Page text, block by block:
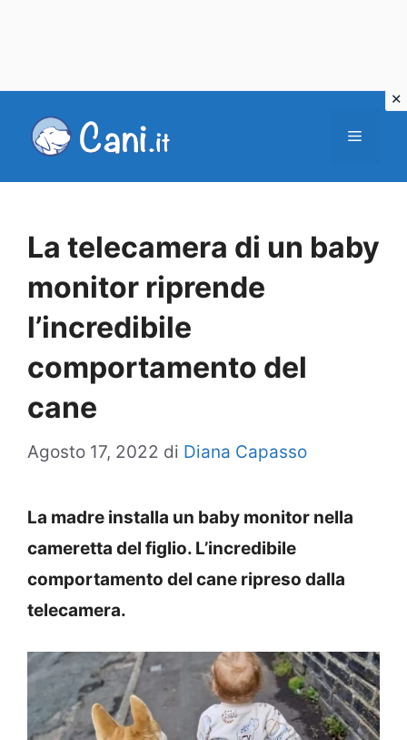
Menu
La telecamera di un baby
monitor riprende
l’incredibile
comportamento del
cane
Agosto 17, 2022 di Diana Capasso
La madre installa un baby monitor nella
cameretta del figlio. L’incredibile
comportamento del cane ripreso dalla
telecamera.